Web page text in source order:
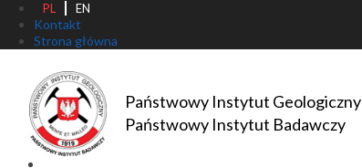
PL EN
Kontakt
Strona główna
Państwowy Instytut Geologiczny
Państwowy Instytut Badawczy